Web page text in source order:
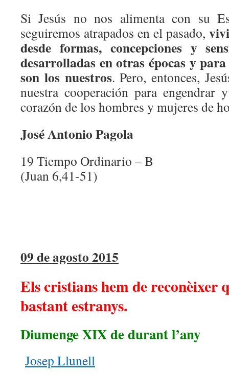
Si Jesús no nos alimenta con su
seguiremos atrapados en el pasado,
desde formas, concepciones y
desarrolladas en otras épocas y
son los nuestros. Pero, entonces,
nuestra cooperación para
corazón de los hombres y mujeres de
José Antonio Pagola
19 Tiempo Ordinario – B
(Juan 6,41-51)
09 de agosto 2015
Els cristians hem de reconèixer
bastant estranys.
Diumenge XIX de durant l’any
Josep Llunell